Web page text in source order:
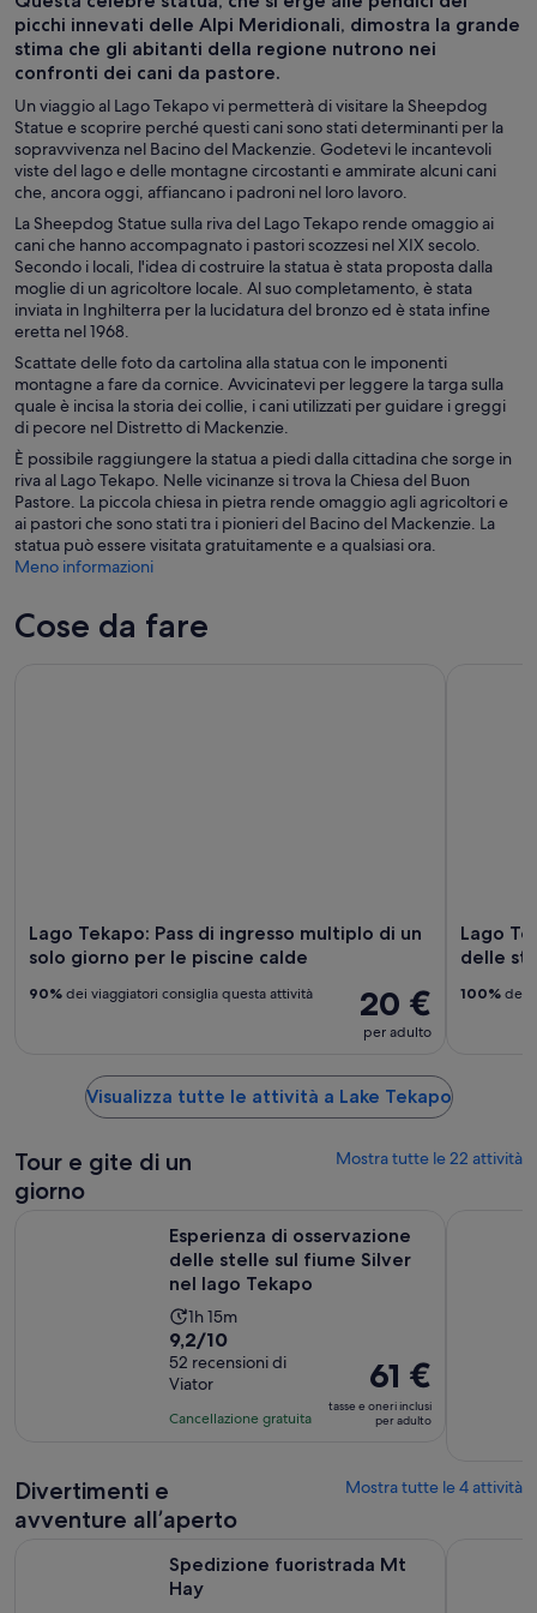
picchi innevati delle Alpi Meridionali, dimostra la grande
stima che gli abitanti della regione nutrono nei
confronti dei cani da pastore.
Un viaggio al Lago Tekapo vi permetterà di visitare la Sheepdog
Statue e scoprire perché questi cani sono stati determinanti per la
sopravvivenza nel Bacino del Mackenzie. Godetevi le incantevoli
viste del lago e delle montagne circostanti e ammirate alcuni cani
che, ancora oggi, affiancano i padroni nel loro lavoro.
La Sheepdog Statue sulla riva del Lago Tekapo rende omaggio ai
cani che hanno accompagnato i pastori scozzesi nel XIX secolo.
Secondo i locali, l'idea di costruire la statua è stata proposta dalla
moglie di un agricoltore locale. Al suo completamento, è stata
inviata in Inghilterra per la lucidatura del bronzo ed è stata infine
eretta nel 1968.
Scattate delle foto da cartolina alla statua con le imponenti
montagne a fare da cornice. Avvicinatevi per leggere la targa sulla
quale è incisa la storia dei collie, i cani utilizzati per guidare i greggi
di pecore nel Distretto di Mackenzie.
È possibile raggiungere la statua a piedi dalla cittadina che sorge in
riva al Lago Tekapo. Nelle vicinanze si trova la Chiesa del Buon
Pastore. La piccola chiesa in pietra rende omaggio agli agricoltori e
ai pastori che sono stati tra i pionieri del Bacino del Mackenzie. La
statua può essere visitata gratuitamente e a qualsiasi ora.
Meno informazioni
Cose da fare
Lago Tekapo: Pass di ingresso multiplo di un
solo giorno per le piscine calde
20 €
per adulto
90% dei viaggiatori consiglia questa attività
Lago
delle
100% dei
Visualizza tutte le attività a Lake Tekapo
Tour e gite di un
giorno
Mostra tutte le 22 attività
Esperienza di osservazione
delle stelle sul fiume Silver
nel lago Tekapo
L’attività
dura
Un’ora
e
15
1h 15m
Valutazione
di
9.2
su
di
52
recensioni
9,2/10
52 recensioni di
Viator
Cancellazione gratuita
Il
prezzo
è
adulto
61 €
tasse e oneri inclusi
per adulto
Divertimenti e
avventure all’aperto
Mostra tutte le 4 attività
Spedizione fuoristrada Mt
Hay